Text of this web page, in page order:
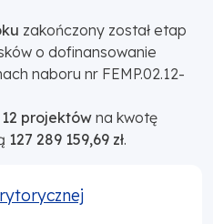
zakończony został etap
o dofinansowanie
naboru nr FEMP.02.12-
12 projektów na kwotę
127 289 159,69 zł.